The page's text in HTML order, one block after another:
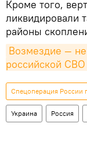
Кроме того,
ликвидировали
районы
Возмездие —
российской СВО
Спецоперация России
Украина Россия